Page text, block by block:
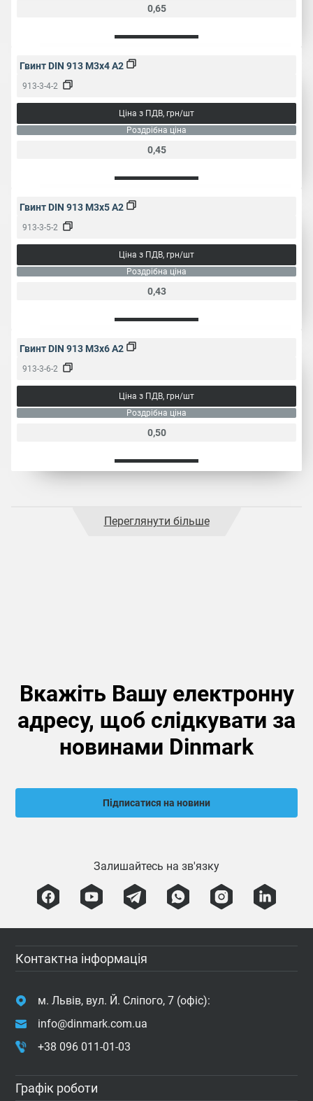
0,65
Гвинт DIN 913 M3x4 A2
913-3-4-2
Ціна з ПДВ, грн/шт
Роздрібна ціна
0,45
Гвинт DIN 913 M3x5 A2
913-3-5-2
Ціна з ПДВ, грн/шт
Роздрібна ціна
0,43
Гвинт DIN 913 M3x6 A2
913-3-6-2
Ціна з ПДВ, грн/шт
Роздрібна ціна
0,50
Переглянути більше
Вкажіть Вашу електронну
адресу, щоб слідкувати за
новинами Dinmark
Підписатися на новини
Залишайтесь на зв'язку
Контактна інформація
м. Львів, вул. Й. Сліпого, 7 (офіс):
info@dinmark.com.ua
+38 096 011-01-03
Графік роботи